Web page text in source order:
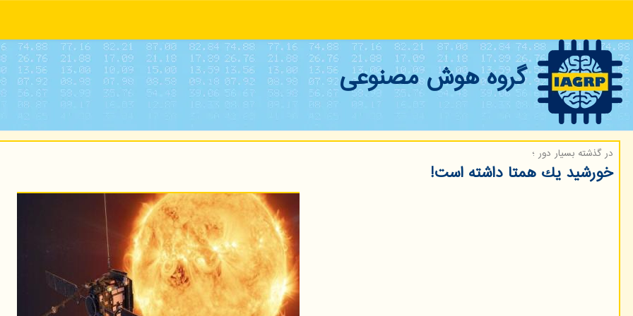
گروه هوش مصنوعی
در گذشته بسیار دور ؛
خورشید یك همتا داشته است!